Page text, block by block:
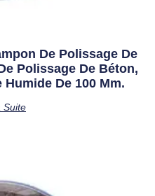
De Polissage De
Polissage De Béton,
De 100 Mm.
Suite